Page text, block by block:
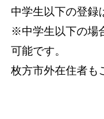
中学生以下の登録
※中学生以下の場
可能です。
枚方市外在住者も